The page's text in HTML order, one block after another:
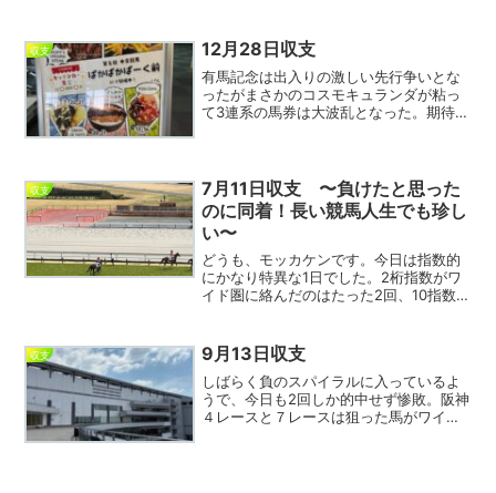
複数回あり、こ...
収支 12月28日収支
有馬記念は出入りの激しい先行争いとな
ったがまさかのコスモキュランダが粘っ
て3連系の馬券は大波乱となった。期待し
た感じ。しかしコスモキ...
収支
7月11日収支 〜負けたと思った
のに同着！長い競馬人生でも珍し
い〜
どうも、モッカケンです。今日は指数的
にかなり特異な1日でした。2桁指数がワ
イド圏に絡んだのはたった2回、10指数が
た。さらに123指数が揃ってワイド圏を外
したレース...
収支 9月13日収支
しばらく負のスパイラルに入っているよ
うで、今日も2回しか的中せず惨敗。阪神
４レースと７レースは狙った馬がワイド